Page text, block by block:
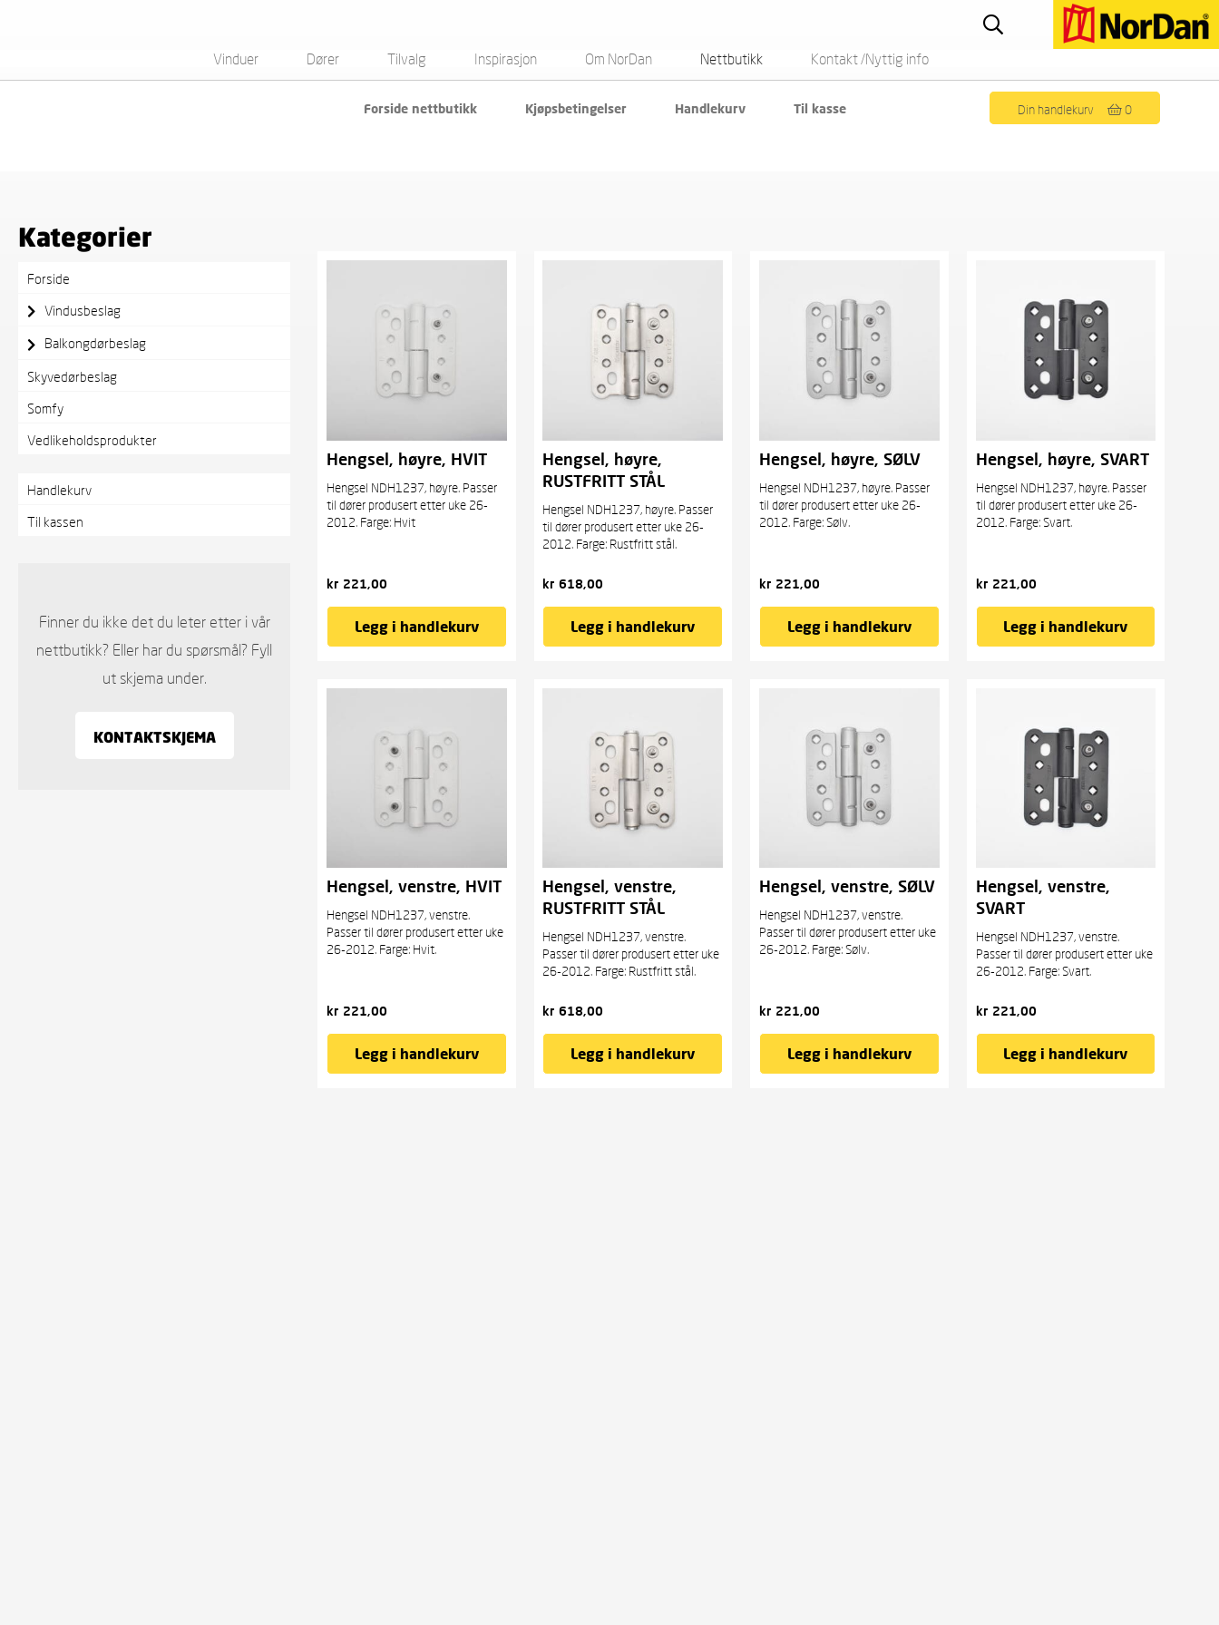
Vinduer Dører Tilvalg Inspirasjon Om NorDan Nettbutikk
Forside nettbutikk Kjøpsbetingelser Handlekurv Til kasse
Kontakt /Nyttig info
Din handlekurv 0
Kategorier
Forside
Vindusbeslag
Balkongdørbeslag
Skyvedørbeslag
Somfy
Vedlikeholdsprodukter
Handlekurv
Til kassen
Finner du ikke det du leter etter i vår
nettbutikk? Eller har du spørsmål? Fyll
ut skjema under.
KONTAKTSKJEMA
Hengsel, høyre, HVIT
Hengsel NDH1237, høyre. Passer
til dører produsert etter uke 26-
2012. Farge: Hvit
kr 221,00
Legg i handlekurv
Hengsel, høyre,
RUSTFRITT STÅL
Hengsel NDH1237, høyre. Passer
til dører produsert etter uke 26-
2012. Farge: Rustfritt stål.
kr 618,00
Legg i handlekurv
Hengsel, høyre, SØLV
Hengsel NDH1237, høyre. Passer
til dører produsert etter uke 26-
2012. Farge: Sølv.
kr 221,00
Legg i handlekurv
Hengsel, høyre, SVART
Hengsel NDH1237, høyre. Passer
til dører produsert etter uke 26-
2012. Farge: Svart.
kr 221,00
Legg i handlekurv
Hengsel, venstre, HVIT
Hengsel NDH1237, venstre.
Passer til dører produsert etter uke
26-2012. Farge: Hvit.
kr 221,00
Legg i handlekurv
Hengsel, venstre,
RUSTFRITT STÅL
Hengsel NDH1237, venstre.
Passer til dører produsert etter uke
26-2012. Farge: Rustfritt stål.
kr 618,00
Legg i handlekurv
Hengsel, venstre, SØLV
Hengsel NDH1237, venstre.
Passer til dører produsert etter uke
26-2012. Farge: Sølv.
kr 221,00
Legg i handlekurv
Hengsel, venstre,
SVART
Hengsel NDH1237, venstre.
Passer til dører produsert etter uke
26-2012. Farge: Svart.
kr 221,00
Legg i handlekurv